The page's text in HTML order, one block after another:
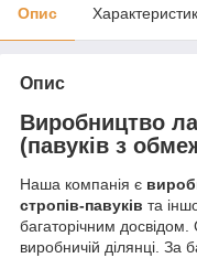
Опис
Опис
Виробництво
(павуків з
Наша компанія є
стропів-павуків та
багаторічним
виробничій ділянці. За